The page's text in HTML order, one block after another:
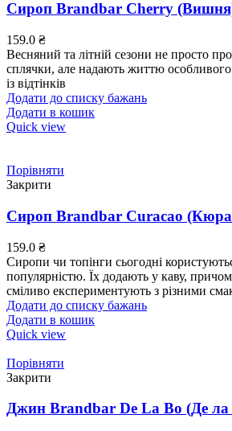
Сироп Brandbar Cherry
159.0 ₴
Весняний та літній сезони не просто
сплячки, але надають життю
із відтінків
Додати до списку бажань
Додати в кошик
Quick view
Порівняти
Закрити
Сироп Brandbar Curacao
159.0 ₴
Сиропи чи топінги сьогодні
популярністю. Їх додають у каву,
сміливо експериментують з різними
Додати до списку бажань
Додати в кошик
Quick view
Порівняти
Закрити
Джин Brandbar De La Bo (Де ла